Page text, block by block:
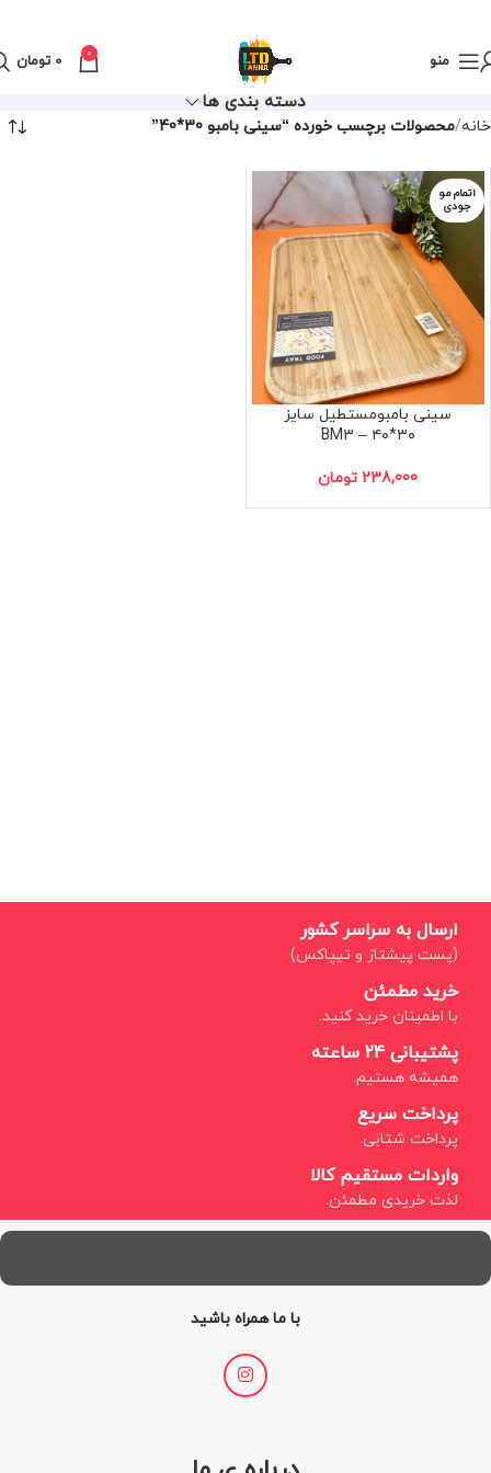
منو 0
0 تومان
دسته بندی ها
خانه محصولات برچسب خورده “سینی بامبو 30*40”
اتمام مو
جودی
سینی بامبومستطیل سایز
۳۰*۴۰ – BM۳
238,000 تومان
ارسال به سراسر کشور
(پست پیشتاز و تیپاکس)
خرید مطمئن
با اطمینان خرید کنید.
پشتیبانی 24 ساعته
همیشه هستیم.
پرداخت سریع
پرداخت شتابی.
واردات مستقیم کالا
لذت خریدی مطمئن.
با ما همراه باشید